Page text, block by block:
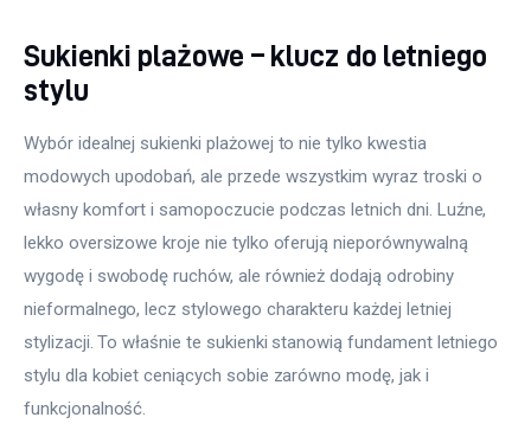
Sukienki plażowe – klucz do letniego
stylu
Wybór idealnej sukienki plażowej to nie tylko kwestia
modowych upodobań, ale przede wszystkim wyraz troski o
własny komfort i samopoczucie podczas letnich dni. Luźne,
lekko oversizowe kroje nie tylko oferują nieporównywalną
wygodę i swobodę ruchów, ale również dodają odrobiny
nieformalnego, lecz stylowego charakteru każdej letniej
stylizacji. To właśnie te sukienki stanowią fundament letniego
stylu dla kobiet ceniących sobie zarówno modę, jak i
funkcjonalność.